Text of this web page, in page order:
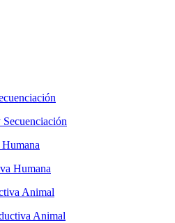
Animal